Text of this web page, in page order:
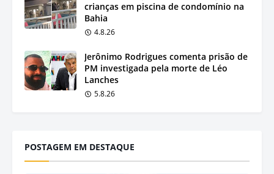
crianças em piscina de condomínio na
Bahia
4.8.26
Jerônimo Rodrigues comenta prisão de
PM investigada pela morte de Léo
Lanches
5.8.26
POSTAGEM EM DESTAQUE